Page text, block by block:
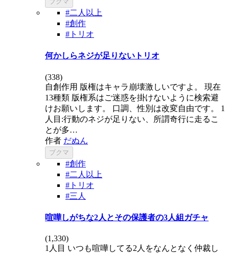
#二人以上
#創作
#トリオ
何かしらネジが足りないトリオ
(338)
自創作用 版権はキャラ崩壊激しいですよ。 現在
13種類 版権系はご迷惑を掛けないように検索避
けお願いします。 口調、性別は改変自由です。 1
人目:行動のネジが足りない、所謂奇行に走るこ
とが多…
作者 だぬん
ブクマ
#創作
#二人以上
#トリオ
#三人
喧嘩しがちな2人とその保護者の3人組ガチャ
(1,330)
1人目 いつも喧嘩してる2人をなんとなく仲裁し